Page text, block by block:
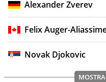
Alexander Zverev
Felix Auger-
Novak Djokovic